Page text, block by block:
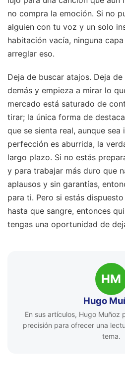
no compra la emoción. Si no
alguien con tu voz y un solo
habitación vacía, ninguna
arreglar eso.
Deja de buscar atajos. Deja
demás y empieza a mirar lo
mercado está saturado de
tirar; la única forma de
que se sienta real, aunque sea
perfección es aburrida, la
largo plazo. Si no estás
y para trabajar más duro que
aplausos y sin garantías,
para ti. Pero si estás
hasta que sangre, entonces
tengas una oportunidad de
HM
Hugo
En sus artículos, Hugo Muñoz
precisión para ofrecer una
tema.